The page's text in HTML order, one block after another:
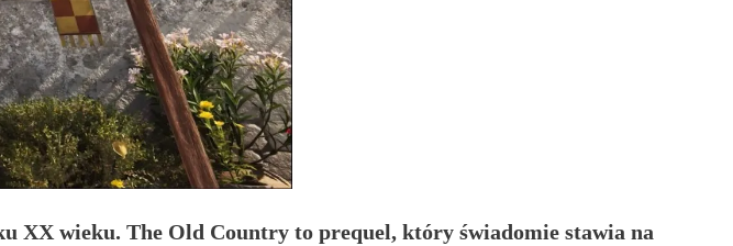
XX wieku. The Old Country to prequel, który świadomie stawia na